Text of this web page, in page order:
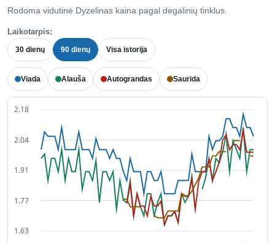
Rodoma vidutinė Dyzelinas kaina pagal degalinių tinklus.
Laikotarpis:
30 dienų 90 dienų Visa istorija
Viada Alauša Autograndas Saurida